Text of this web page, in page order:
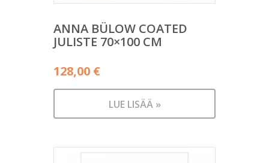
ANNA BÜLOW COATED
JULISTE 70×100 CM
128,00 €
LUE LISÄÄ »